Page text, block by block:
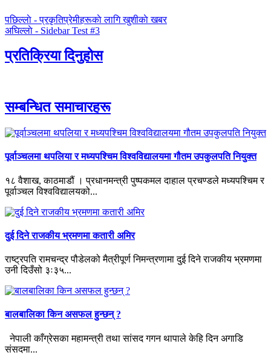
पछिल्लाे -प्रकृतिप्रेमीहरूकाे लागि खुशीकाे खबर
अघिल्लाे - Sidebar Test #3
प्रतिक्रिया दिनुहोस
सम्बन्धित समाचारहरू
पूर्वाञ्चलमा थपलिया र मध्यपश्चिम विश्वविद्यालयमा गौतम उपकुलपति नियुक्त
१८ वैशाख, काठमाडौं । प्रधानमन्त्री पुष्पकमल दाहाल प्रचण्डले मध्यपश्चिम र
पूर्वाञ्चल विश्वविद्यालयको...
दुई दिने राजकीय भ्रमणमा कतारी अमिर
राष्ट्रपति रामचन्द्र पौडेलको मैत्रीपूर्ण निमन्त्रणामा दुई दिने राजकीय भ्रमणमा
उनी दिउँसो ३ः३५...
बालबालिका किन असफल हुन्छन् ?
नेपाली काँग्रेसका महामन्त्री तथा सांसद गगन थापाले केहि दिन अगाडि
संसदमा...